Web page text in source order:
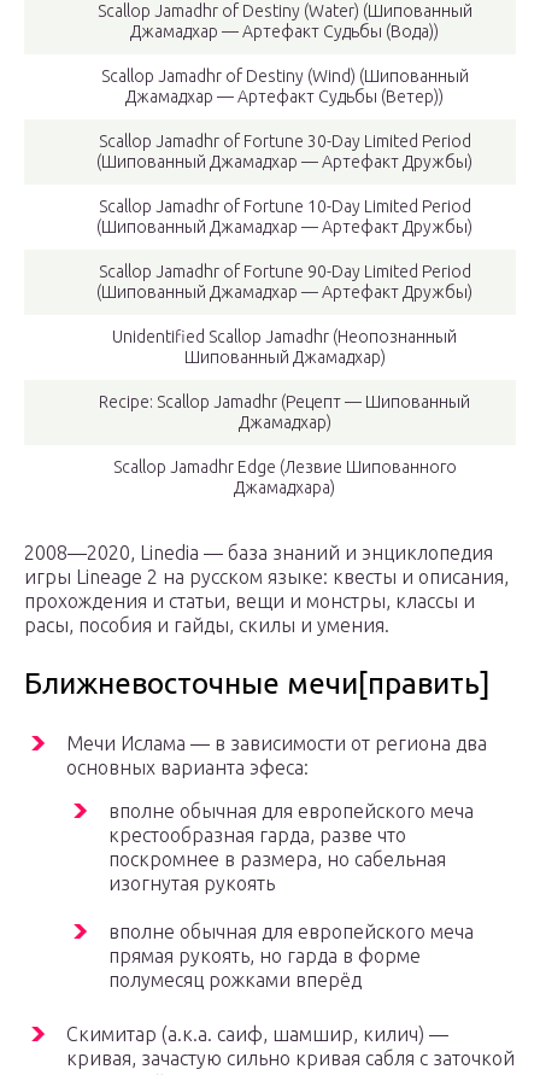
Scallop Jamadhr of Destiny (Water) (Шипованный
Джамадхар — Артефакт Судьбы (Вода))
Scallop Jamadhr of Destiny (Wind) (Шипованный
Джамадхар — Артефакт Судьбы (Ветер))
Scallop Jamadhr of Fortune 30-Day Limited Period
(Шипованный Джамадхар — Артефакт Дружбы)
Scallop Jamadhr of Fortune 10-Day Limited Period
(Шипованный Джамадхар — Артефакт Дружбы)
Scallop Jamadhr of Fortune 90-Day Limited Period
(Шипованный Джамадхар — Артефакт Дружбы)
Unidentified Scallop Jamadhr (Неопознанный
Шипованный Джамадхар)
Recipe: Scallop Jamadhr (Рецепт — Шипованный
Джамадхар)
Scallop Jamadhr Edge (Лезвие Шипованного
Джамадхара)
2008—2020, Linedia — база знаний и энциклопедия
игры Lineage 2 на русском языке: квесты и описания,
прохождения и статьи, вещи и монстры, классы и
расы, пособия и гайды, скилы и умения.
Ближневосточные мечи[править]
Мечи Ислама — в зависимости от региона два
основных варианта эфеса:
вполне обычная для европейского меча
крестообразная гарда, разве что
поскромнее в размера, но сабельная
изогнутая рукоять
вполне обычная для европейского меча
прямая рукоять, но гарда в форме
полумесяц рожками вперёд
Скимитар (а.к.а. саиф, шамшир, килич) —
кривая, зачастую сильно кривая сабля с заточкой